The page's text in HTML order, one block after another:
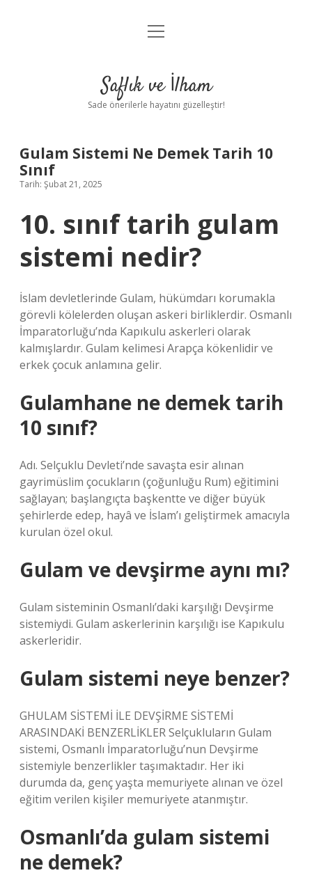
Anasayfa
Yasal Uyarı
menüyü
Saflık ve İlham
Sade önerilerle hayatını güzelleştir!
Gulam Sistemi Ne Demek Tarih 10
Sınıf
Tarih: Şubat 21, 2025
10. sınıf tarih gulam
sistemi nedir?
İslam devletlerinde Gulam, hükümdarı korumakla
görevli kölelerden oluşan askeri birliklerdir. Osmanlı
İmparatorluğu’nda Kapıkulu askerleri olarak
kalmışlardır. Gulam kelimesi Arapça kökenlidir ve
erkek çocuk anlamına gelir.
Gulamhane ne demek tarih
10 sınıf?
Adı. Selçuklu Devleti’nde savaşta esir alınan
gayrimüslim çocukların (çoğunluğu Rum) eğitimini
sağlayan; başlangıçta başkentte ve diğer büyük
şehirlerde edep, hayâ ve İslam’ı geliştirmek amacıyla
kurulan özel okul.
Gulam ve devşirme aynı mı?
Gulam sisteminin Osmanlı’daki karşılığı Devşirme
sistemiydi. Gulam askerlerinin karşılığı ise Kapıkulu
askerleridir.
Gulam sistemi neye benzer?
GHULAM SİSTEMİ İLE DEVŞİRME SİSTEMİ
ARASINDAKİ BENZERLİKLER Selçukluların Gulam
sistemi, Osmanlı İmparatorluğu’nun Devşirme
sistemiyle benzerlikler taşımaktadır. Her iki
durumda da, genç yaşta memuriyete alınan ve özel
eğitim verilen kişiler memuriyete atanmıştır.
Osmanlı’da gulam sistemi
ne demek?